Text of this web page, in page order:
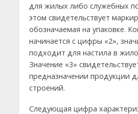
для жилых либо служебных
этом свидетельствует
обозначаемая на упаковке.
начинается с цифры «2»,
подходит для настила в
Значение «3»
предназначении продукции
строений.
Следующая цифра